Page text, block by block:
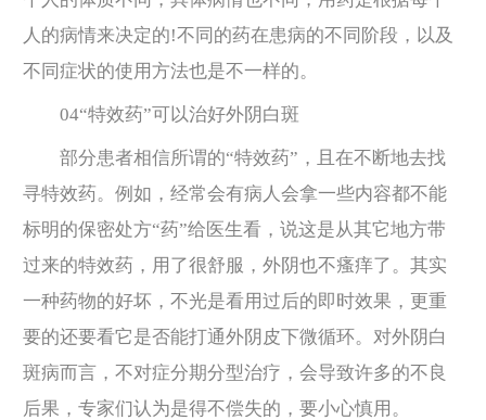
人的病情来决定的!不同的药在患病的不同阶段，以及
不同症状的使用方法也是不一样的。
04“特效药”可以治好外阴白斑
部分患者相信所谓的“特效药”，且在不断地去找
寻特效药。例如，经常会有病人会拿一些内容都不能
标明的保密处方“药”给医生看，说这是从其它地方带
过来的特效药，用了很舒服，外阴也不瘙痒了。其实
一种药物的好坏，不光是看用过后的即时效果，更重
要的还要看它是否能打通外阴皮下微循环。对外阴白
斑病而言，不对症分期分型治疗，会导致许多的不良
后果，专家们认为是得不偿失的，要小心慎用。